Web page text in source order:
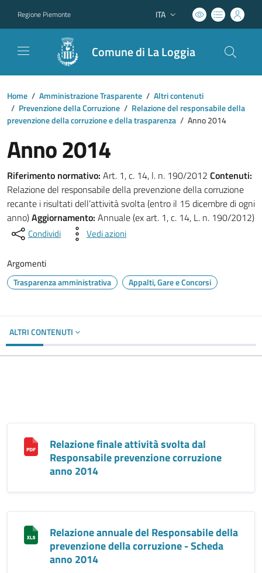
Regione Piemonte Lingua attiva:
ITA
Comune di La Loggia
Home / Amministrazione Trasparente / Altri contenuti
/ Prevenzione della Corruzione / Relazione del responsabile della
prevenzione della corruzione e della trasparenza / Anno 2014
Anno 2014
Riferimento normativo: Art. 1, c. 14, l. n. 190/2012 Contenuti:
Relazione del responsabile della prevenzione della corruzione
recante i risultati dell’attività svolta (entro il 15 dicembre di ogni
anno)Aggiornamento: Annuale (ex art. 1, c. 14, L. n. 190/2012)
Condividi Vedi azioni
Argomenti
Trasparenza amministrativa Appalti, Gare e Concorsi
ALTRI CONTENUTI
Relazione finale attività svolta dal
Responsabile prevenzione corruzione
anno 2014
Relazione annuale del Responsabile della
prevenzione della corruzione - Scheda
anno 2014